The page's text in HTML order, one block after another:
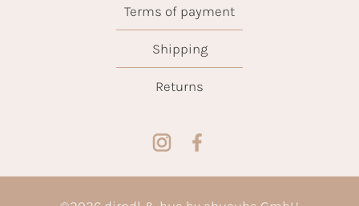
Terms of payment
Shipping
Returns